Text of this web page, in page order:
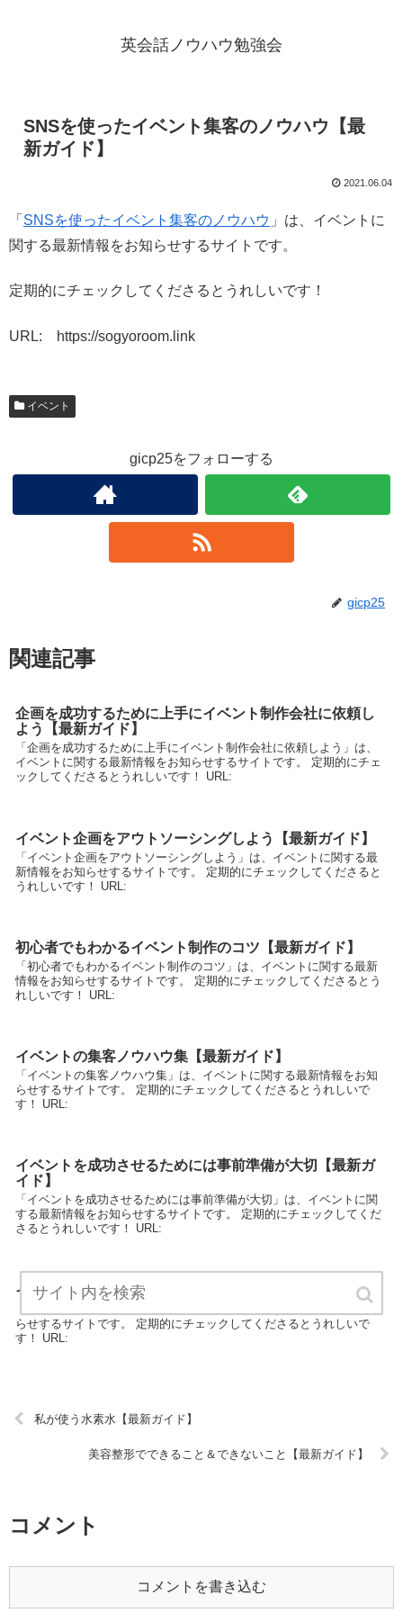
英会話ノウハウ勉強会
SNSを使ったイベント集客のノウハウ【最
新ガイド】
2021.06.04
「 SNSを使ったイベント集客のノウハウ 」は、イベントに
関する最新情報をお知らせするサイトです。
定期的にチェックしてくださるとうれしいです！
URL: https://sogyoroom.link
イベント
gicp25をフォローする
gicp25
関連記事
企画を成功するために上手にイベント制作会社に依頼し
よう【最新ガイド】
「企画を成功するために上手にイベント制作会社に依頼しよう」は、
イベントに関する最新情報をお知らせするサイトです。 定期的にチェ
ックしてくださるとうれしいです！ URL:
イベント企画をアウトソーシングしよう【最新ガイド】
「イベント企画をアウトソーシングしよう」は、イベントに関する最
新情報をお知らせするサイトです。 定期的にチェックしてくださると
うれしいです！ URL:
初心者でもわかるイベント制作のコツ【最新ガイド】
「初心者でもわかるイベント制作のコツ」は、イベントに関する最新
情報をお知らせするサイトです。 定期的にチェックしてくださるとう
れしいです！ URL:
イベントの集客ノウハウ集【最新ガイド】
「イベントの集客ノウハウ集」は、イベントに関する最新情報をお知
らせするサイトです。 定期的にチェックしてくださるとうれしいで
す！ URL:
イベントを成功させるためには事前準備が大切【最新ガ
イド】
「イベントを成功させるためには事前準備が大切」は、イベントに関
する最新情報をお知らせするサイトです。 定期的にチェックしてくだ
さるとうれしいです！ URL:
イベント制作事務局の役割【最新ガイド】
らせするサイトです。 定期的にチェックしてくださるとうれしいで
す！ URL:
私が使う水素水【最新ガイド】
美容整形でできること＆できないこと【最新ガイド】
コメント
コメントを書き込む